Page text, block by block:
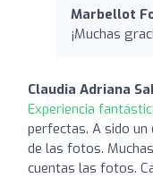
Marbellot
¡Muchas
Claudia Adriana
Experiencia
perfectas. A sido
de las fotos.
cuentas las fotos.